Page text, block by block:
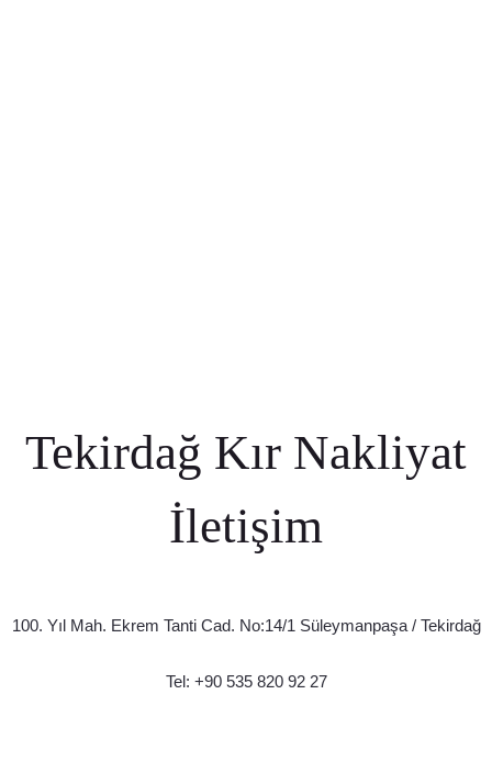
Tekirdağ Kır Nakliyat
İletişim
100. Yıl Mah. Ekrem Tanti Cad. No:14/1 Süleymanpaşa / Tekirdağ
Tel: +90 535 820 92 27